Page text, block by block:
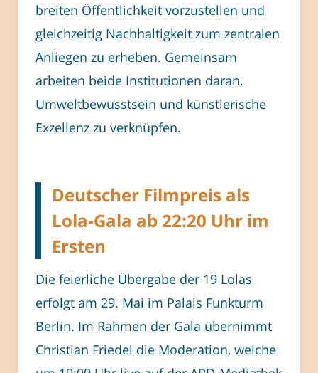
breiten Öffentlichkeit vorzustellen und
gleichzeitig Nachhaltigkeit zum zentralen
Anliegen zu erheben. Gemeinsam
arbeiten beide Institutionen daran,
Umweltbewusstsein und künstlerische
Exzellenz zu verknüpfen.
Deutscher Filmpreis als
Lola-Gala ab 22:20 Uhr im
Ersten
Die feierliche Übergabe der 19 Lolas
erfolgt am 29. Mai im Palais Funkturm
Berlin. Im Rahmen der Gala übernimmt
Christian Friedel die Moderation, welche